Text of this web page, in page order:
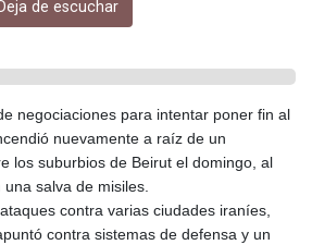
GEL 3.017966
GIP 0.8566
GMD 84.980421
GNF
10145.090599
GTQ 8.820142
GYD 241.849406
HKD 9.067746
Deja de escuchar
negociaciones para intentar poner fin al
nuevamente a raíz de un
los suburbios de Beirut el domingo, al
salva de misiles.
contra varias ciudades iraníes,
contra sistemas de defensa y un